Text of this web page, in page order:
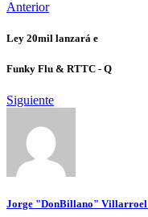
Anterior
Ley 20mil lanzará e
Funky Flu & RTTC - Q
Siguiente
Jorge "DonBillano" Villarroel